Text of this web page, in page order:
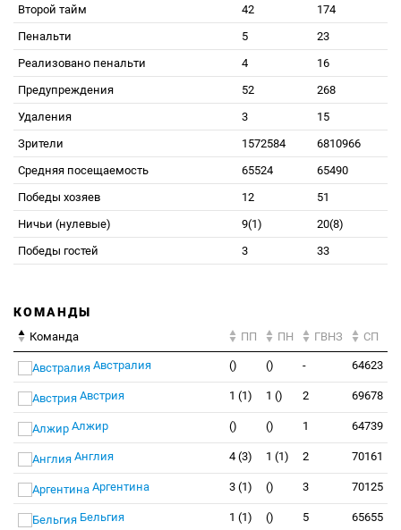
Второй тайм
42
174
Пенальти
5
23
Реализовано пенальти
4
16
Предупреждения
52
268
Удаления
3
15
Зрители
1572584
6810966
Средняя посещаемость
65524
65490
Победы хозяев
12
51
Ничьи (нулевые)
9(1)
20(8)
Победы гостей
3 33
КОМАНДЫ
Команда ПП ПН ГВНЗ СП
Австралия () () - 64623
Австрия 1 (1) 1 () 2 69678
Алжир () () 1 64739
Англия 4 (3) 1 (1) 2 70161
Аргентина 3 (1) () 3 70125
Бельгия 1 (1) () 5 65655